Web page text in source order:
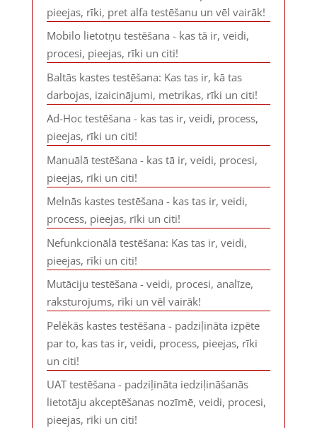
pieejas, rīki, pret alfa testēšanu un vēl vairāk!
Mobilo lietotņu testēšana - kas tā ir, veidi,
procesi, pieejas, rīki un citi!
Baltās kastes testēšana: Kas tas ir, kā tas
darbojas, izaicinājumi, metrikas, rīki un citi!
Ad-Hoc testēšana - kas tas ir, veidi, process,
pieejas, rīki un citi!
Manuālā testēšana - kas tā ir, veidi, procesi,
pieejas, rīki un citi!
Melnās kastes testēšana - kas tas ir, veidi,
process, pieejas, rīki un citi!
Nefunkcionālā testēšana: Kas tas ir, veidi,
pieejas, rīki un citi!
Mutāciju testēšana - veidi, procesi, analīze,
raksturojums, rīki un vēl vairāk!
Pelēkās kastes testēšana - padziļināta izpēte
par to, kas tas ir, veidi, process, pieejas, rīki
un citi!
UAT testēšana - padziļināta iedziļināšanās
lietotāju akceptēšanas nozīmē, veidi, procesi,
pieejas, rīki un citi!